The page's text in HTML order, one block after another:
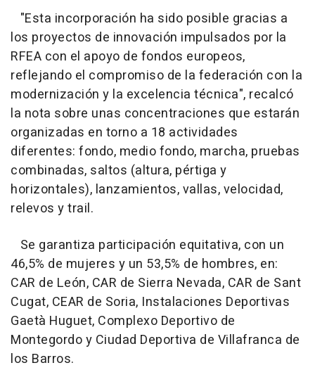
"Esta incorporación ha sido posible gracias a
los proyectos de innovación impulsados por la
RFEA con el apoyo de fondos europeos,
reflejando el compromiso de la federación con la
modernización y la excelencia técnica", recalcó
la nota sobre unas concentraciones que estarán
organizadas en torno a 18 actividades
diferentes: fondo, medio fondo, marcha, pruebas
combinadas, saltos (altura, pértiga y
horizontales), lanzamientos, vallas, velocidad,
relevos y trail.
Se garantiza participación equitativa, con un
46,5% de mujeres y un 53,5% de hombres, en:
CAR de León, CAR de Sierra Nevada, CAR de Sant
Cugat, CEAR de Soria, Instalaciones Deportivas
Gaetà Huguet, Complexo Deportivo de
Montegordo y Ciudad Deportiva de Villafranca de
los Barros.